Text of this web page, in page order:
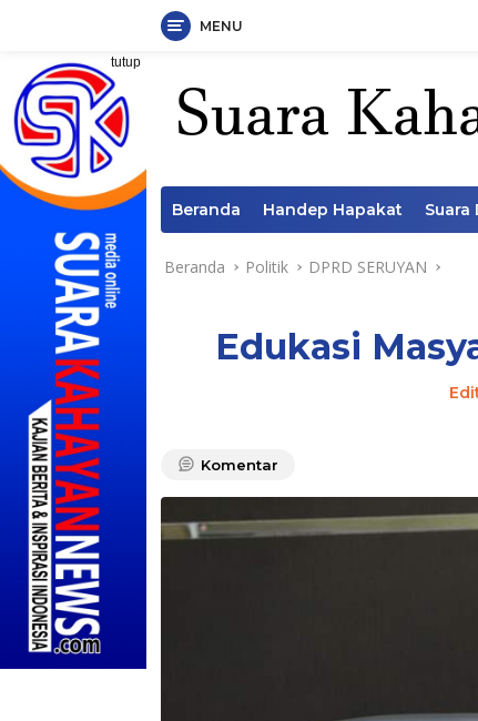
Langsung
konten
MENU
tutup
Beranda Handep Hapakat Suara
Beranda Politik DPRD SERUYAN
Edukasi
Komentar